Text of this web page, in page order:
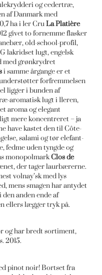
og cedertræ,
af Danmark med
ha i 1er CruLa Platière
givet to fornemme flasker
old-school-profil,
lakridset lugt, engelsk
med grønkrydret
i samme årgange er et
forfremmelsen
ligger i bunden af
aromatisk lugt i 11eren,
aroma og elegant
mere koncentreret – ja
have kastet den til Côte-
salami og tør elefant-
fedme uden tyngde og
monopolmarkClos de
der tager laurbærerne.
volnay’sk med lys
mens smagen har antydet
anden ende af
ellers lægger tryk på.
og har bredt sortiment,
2015.
pinot noir! Bortset fra